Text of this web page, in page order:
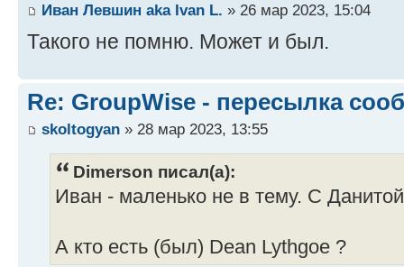
Иван Левшин aka Ivan L. » 26 мар 2023, 15:04
Такого не помню. Может и был.
Re: GroupWise - пересылка
skoltogyan » 28 мар 2023, 13:55
Dimerson писал(а):
Иван - маленько не в тему. С
А кто есть (был) Dean Lythgoe ?